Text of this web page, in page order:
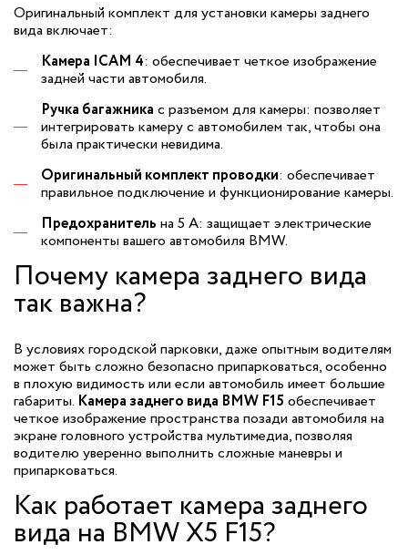
Оригинальный комплект для установки камеры заднего
вида включает:
Камера ICAM 4: обеспечивает четкое изображение
задней части автомобиля.
Ручка багажника с разъемом для камеры: позволяет
интегрировать камеру с автомобилем так, чтобы она
была практически невидима.
Оригинальный комплект проводки: обеспечивает
правильное подключение и функционирование камеры.
Предохранитель на 5 А: защищает электрические
компоненты вашего автомобиля BMW.
Почему камера заднего вида
так важна?
В условиях городской парковки, даже опытным водителям
может быть сложно безопасно припарковаться, особенно
в плохую видимость или если автомобиль имеет большие
габариты. Камера заднего вида BMW F15 обеспечивает
четкое изображение пространства позади автомобиля на
экране головного устройства мультимедиа, позволяя
водителю уверенно выполнить сложные маневры и
припарковаться.
Как работает камера заднего
вида на BMW X5 F15?